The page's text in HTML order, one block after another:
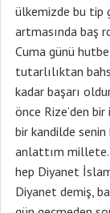
ülkemizde bu tip
artmasında baş
Cuma günü
tutarlılıktan
kadar başarı
önce Rize’den
bir kandilde
anlattım millete.
hep Diyanet
Diyanet demiş,